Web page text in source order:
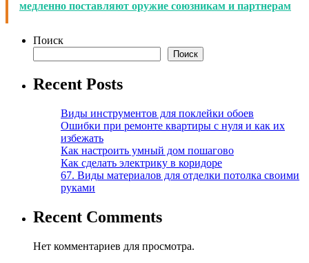
медленно поставляют оружие союзникам и партнерам
Поиск
Поиск
Recent Posts
Виды инструментов для поклейки обоев
Ошибки при ремонте квартиры с нуля и как их
избежать
Как настроить умный дом пошагово
Как сделать электрику в коридоре
67. Виды материалов для отделки потолка своими
руками
Recent Comments
Нет комментариев для просмотра.